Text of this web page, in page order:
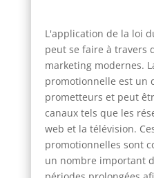
L'application de la loi
peut se faire à travers
marketing modernes.
promotionnelle est un
prometteurs et peut
canaux tels que les
web et la télévision.
promotionnelles sont
un nombre important